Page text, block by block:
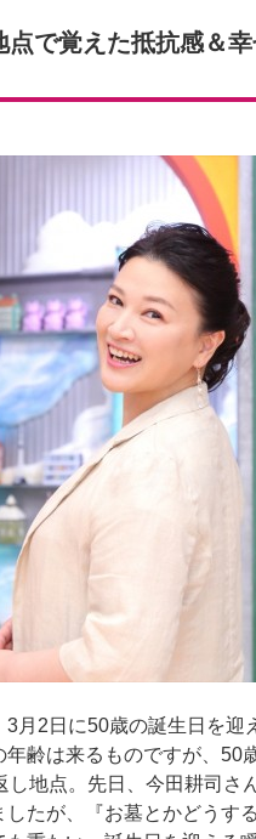
で覚えた抵抗感＆
月2日に50歳の誕生日を迎
齢は来るものですが、50
地点。先日、今田耕司さ
たが、『お墓とかどうす